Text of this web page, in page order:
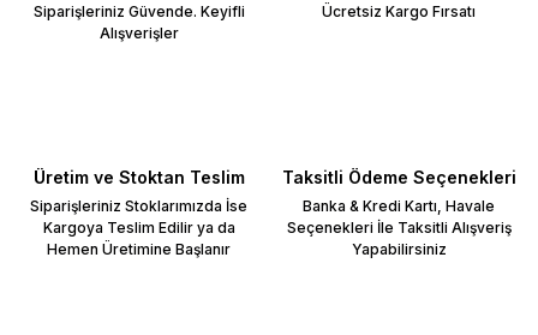
Siparişleriniz Güvende. Keyifli
Alışverişler
Ücretsiz Kargo Fırsatı
Üretim ve Stoktan Teslim
Siparişleriniz Stoklarımızda İse
Kargoya Teslim Edilir ya da
Hemen Üretimine Başlanır
Taksitli Ödeme Seçenekleri
Banka & Kredi Kartı, Havale
Seçenekleri İle Taksitli Alışveriş
Yapabilirsiniz